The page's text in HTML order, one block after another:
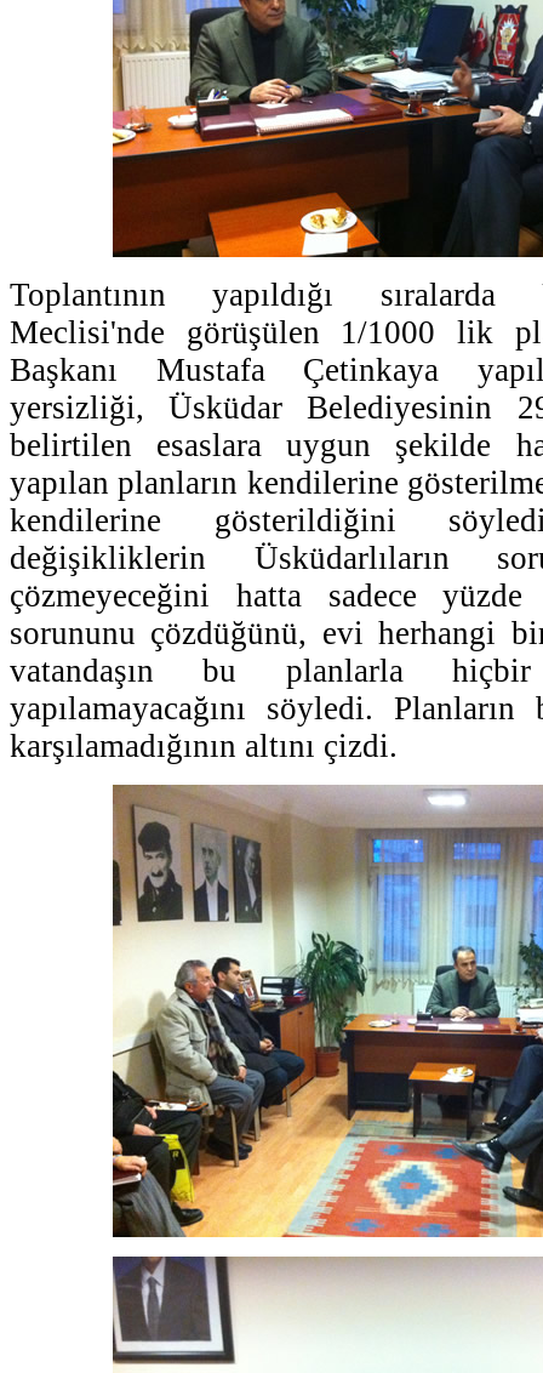
Toplantının yapıldığı
Meclisi'nde görüşülen 1/1000 lik
Başkanı Mustafa Çetinkaya
yersizliği, Üsküdar Belediyesinin
belirtilen esaslara uygun şekilde
yapılan planların kendilerine
kendilerine gösterildiğini
değişikliklerin Üsküdarlıların
çözmeyeceğini hatta sadece
sorununu çözdüğünü, evi herhangi
vatandaşın bu planlarla
yapılamayacağını söyledi. Planların
karşılamadığının altını çizdi.